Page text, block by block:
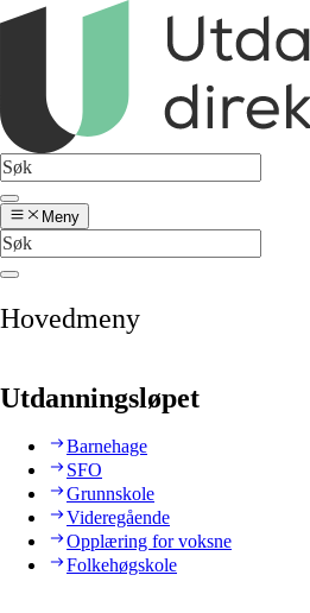
Meny
Hovedmeny
Utdanningsløpet
Barnehage
SFO
Grunnskole
Videregående
Opplæring for voksne
Folkehøgskole